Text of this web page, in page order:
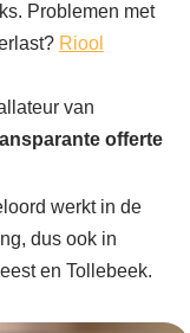
Problemen met
Riool
van
offerte
werkt in de
dus ook in
en Tollebeek.